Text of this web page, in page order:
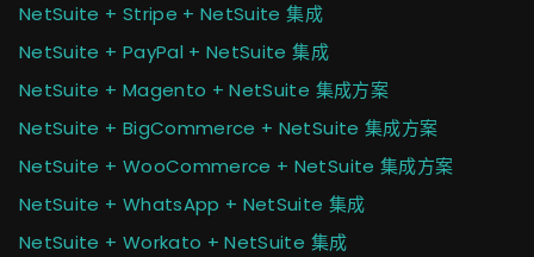
NetSuite + Stripe + NetSuite 集成
NetSuite + PayPal + NetSuite 集成
NetSuite + Magento + NetSuite 集成方案
NetSuite + BigCommerce + NetSuite 集成方案
NetSuite + WooCommerce + NetSuite 集成方案
NetSuite + WhatsApp + NetSuite 集成
NetSuite + Workato + NetSuite 集成